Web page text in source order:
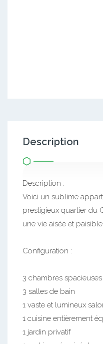
Description
Description :
Voici un sublime
prestigieux quartier du
une vie aisée et paisible
Configuration :
3 chambres
3 salles de bain
1 vaste et lumineux
1 cuisine entièrement
1 jardin privatif